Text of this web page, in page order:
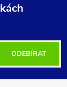
ODEBÍRAT